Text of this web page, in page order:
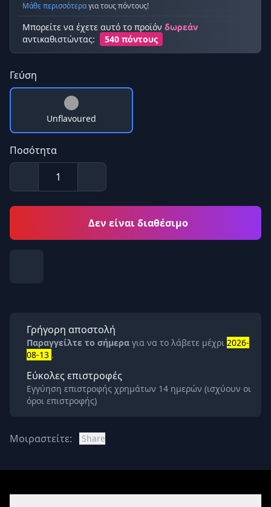
Μάθε περισσότεραγια τους πόντους!
Μπορείτε να έχετε αυτό το προϊόν δωρεάν
αντικαθιστώντας:
540 πόντους
Γεύση
Unflavoured
Ποσότητα
Δεν είναι διαθέσιμο
Γρήγορη αποστολή
Παραγγείλτε το σήμερα για να το λάβετε μέχρι 2026-
08-13 .
Εύκολες επιστροφές
Εγγύηση επιστροφής χρημάτων 14 ημερών (ισχύουν οι
όροι επιστροφής)
Μοιραστείτε: Share